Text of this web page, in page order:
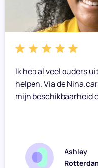
Ik heb al veel ouders
helpen. Via de
mijn beschikbaarheid
Ashley